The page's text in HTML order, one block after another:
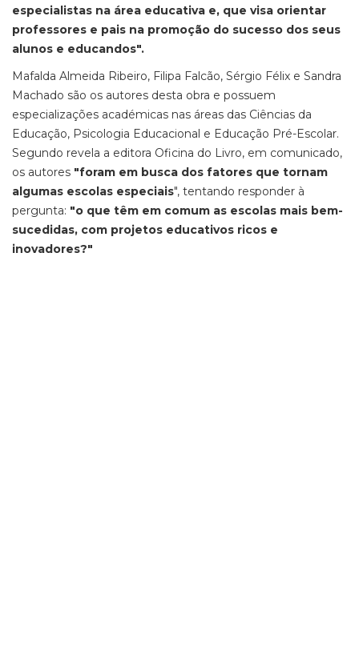
especialistas na área educativa e, que visa orientar
professores e pais na promoção do sucesso dos seus
alunos e educandos".
Mafalda Almeida Ribeiro, Filipa Falcão, Sérgio Félix e Sandra
Machado são os autores desta obra e possuem
especializações académicas nas áreas das Ciências da
Educação, Psicologia Educacional e Educação Pré-Escolar.
Segundo revela a editora Oficina do Livro, em comunicado,
os autores "foram em busca dos fatores que tornam
algumas escolas especiais", tentando responder à
pergunta: "o que têm em comum as escolas mais bem-
sucedidas, com projetos educativos ricos e
inovadores?"